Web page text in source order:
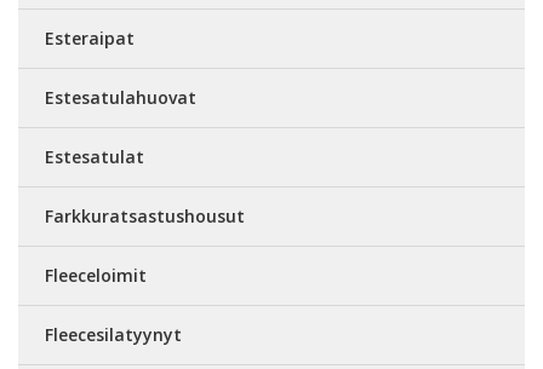
Esteraipat
Estesatulahuovat
Estesatulat
Farkkuratsastushousut
Fleeceloimit
Fleecesilatyynyt